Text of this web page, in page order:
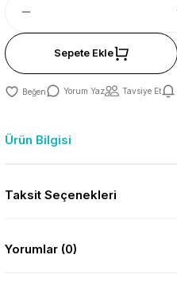
Sepete Ekle
Yorum Yaz Tavsiye Et
Ürün Bilgisi
Taksit Seçenekleri
Yorumlar (0)